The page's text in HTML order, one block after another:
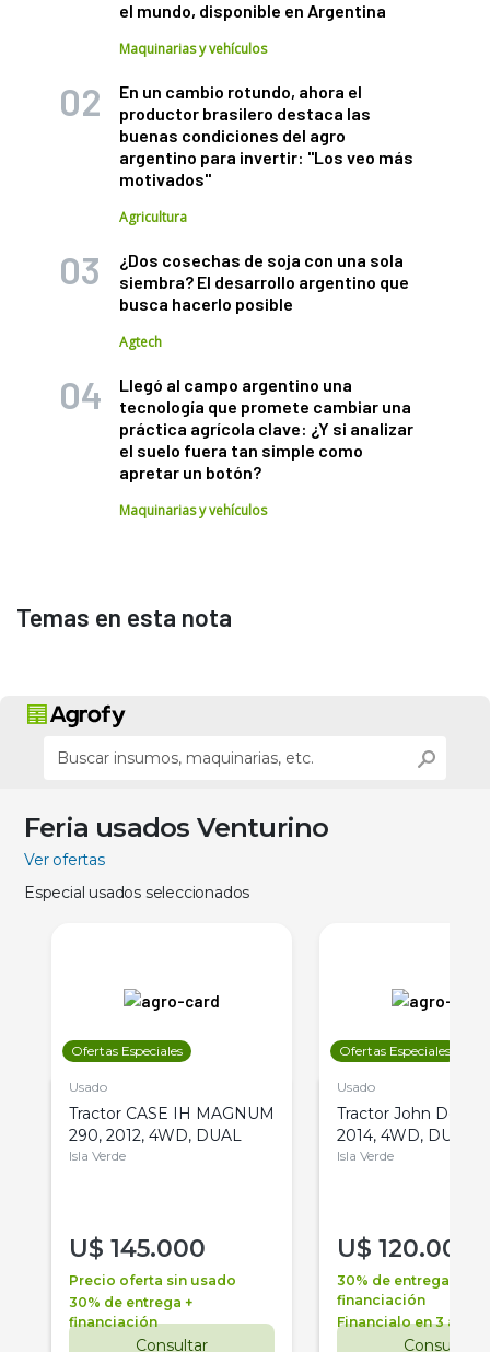
el mundo, disponible en Argentina
Maquinarias y vehículos
En un cambio rotundo, ahora el
productor brasilero destaca las
buenas condiciones del agro
argentino para invertir: "Los veo más
motivados"
Agricultura
¿Dos cosechas de soja con una sola
siembra? El desarrollo argentino que
busca hacerlo posible
Agtech
Llegó al campo argentino una
tecnología que promete cambiar una
práctica agrícola clave: ¿Y si analizar
el suelo fuera tan simple como
apretar un botón?
Maquinarias y vehículos
Temas en esta nota
Feria usados Venturino
Ver ofertas
Especial usados seleccionados
Ofertas Especiales
Usado
Tractor CASE IH MAGNUM
290, 2012, 4WD, DUAL
Isla Verde
U$ 145.000
Precio oferta sin usado
30% de entrega +
financiación
Consultar
Ofertas Especiales
Usado
Tractor John Deere
2014, 4WD, DUAL
Isla Verde
U$ 120.000
30% de entrega +
financiación
Financialo en 3 años
Consultar